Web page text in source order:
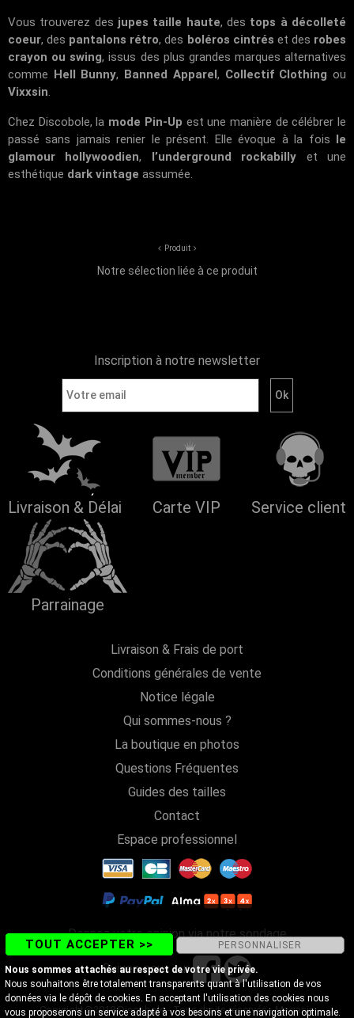
Vous trouverez des jupes taille haute, des tops à décolleté
coeur, des pantalons rétro, des boléros cintrés et des robes
crayon ou swing, issus des plus grandes marques alternatives
comme Hell Bunny, Banned Apparel, Collectif Clothing ou
Vixxsin.
Chez Discobole, la mode Pin-Up est une manière de célébrer le
passé sans jamais renier le présent. Elle évoque à la fois le
glamour hollywoodien, l’underground rockabilly et une
esthétique dark vintage assumée.
Produit
Notre sélection liée à ce produit
Inscription à notre newsletter
Livraison & Délai Carte VIP Service client
Parrainage
Livraison & Frais de port
Conditions générales de vente
Notice légale
Qui sommes-nous ?
La boutique en photos
Questions Fréquentes
Guides des tailles
Contact
Espace professionnel
Donnez votre opinion via notre sondage
Suivez-nous sur
Copyright@2018 Discobole - Tous droits réservés - Magasin
TOUT ACCEPTER >> PERSONNALISER
Nous sommes attachés au respect de votre vie privée.
Nous souhaitons être totalement transparents quant à l'utilisation de vos
données via le dépôt de cookies. En acceptant l'utilisation des cookies nous
vous proposerons un service adapté à vos besoins et une navigation optimale.